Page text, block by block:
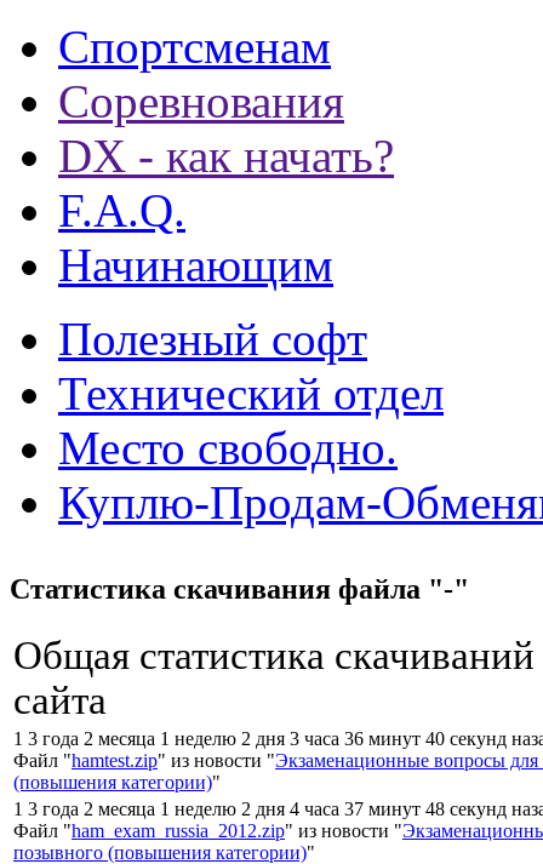
Спортсменам
Соревнования
DX - как начать?
F.A.Q.
Начинающим
Полезный софт
Технический отдел
Место свободно.
Куплю-Продам-
Статистика скачивания файла "-"
Общая статистика
сайта
1 3 года 2 месяца 1 неделю 2 дня 3 часа 36 минут 40 секунд
Файл "hamtest.zip" из новости "Экзаменационные вопросы
(повышения категории)"
1 3 года 2 месяца 1 неделю 2 дня 4 часа 37 минут 48 секунд
Файл "ham_exam_russia_2012.zip" из новости "
позывного (повышения категории)"